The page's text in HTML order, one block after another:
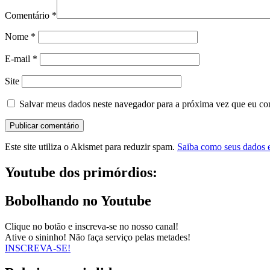
Comentário *
Nome *
E-mail *
Site
Salvar meus dados neste navegador para a próxima vez que eu
Este site utiliza o Akismet para reduzir spam. Saiba como seus dados
Youtube dos primórdios:
Bobolhando no Youtube
Clique no botão e inscreva-se no nosso canal!
Ative o sininho! Não faça serviço pelas metades!
INSCREVA-SE!